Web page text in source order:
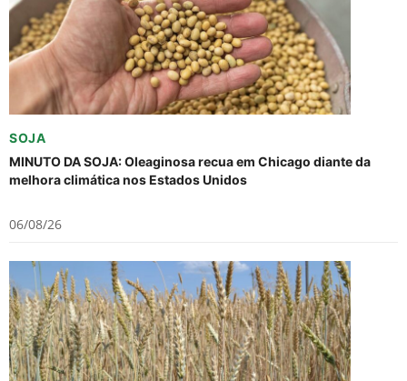
SOJA
MINUTO DA SOJA: Oleaginosa recua em Chicago diante da
melhora climática nos Estados Unidos
06/08/26